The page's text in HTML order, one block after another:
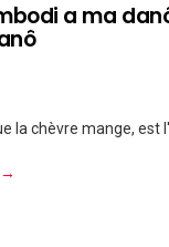
a ma
la chèvre mange, est
→